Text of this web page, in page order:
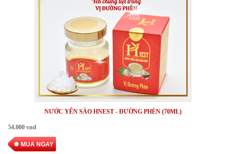
NƯỚC YẾN SÀO HNEST - ĐƯỜNG PHÈN (70ML)
54.000 vnd
MUA NGAY